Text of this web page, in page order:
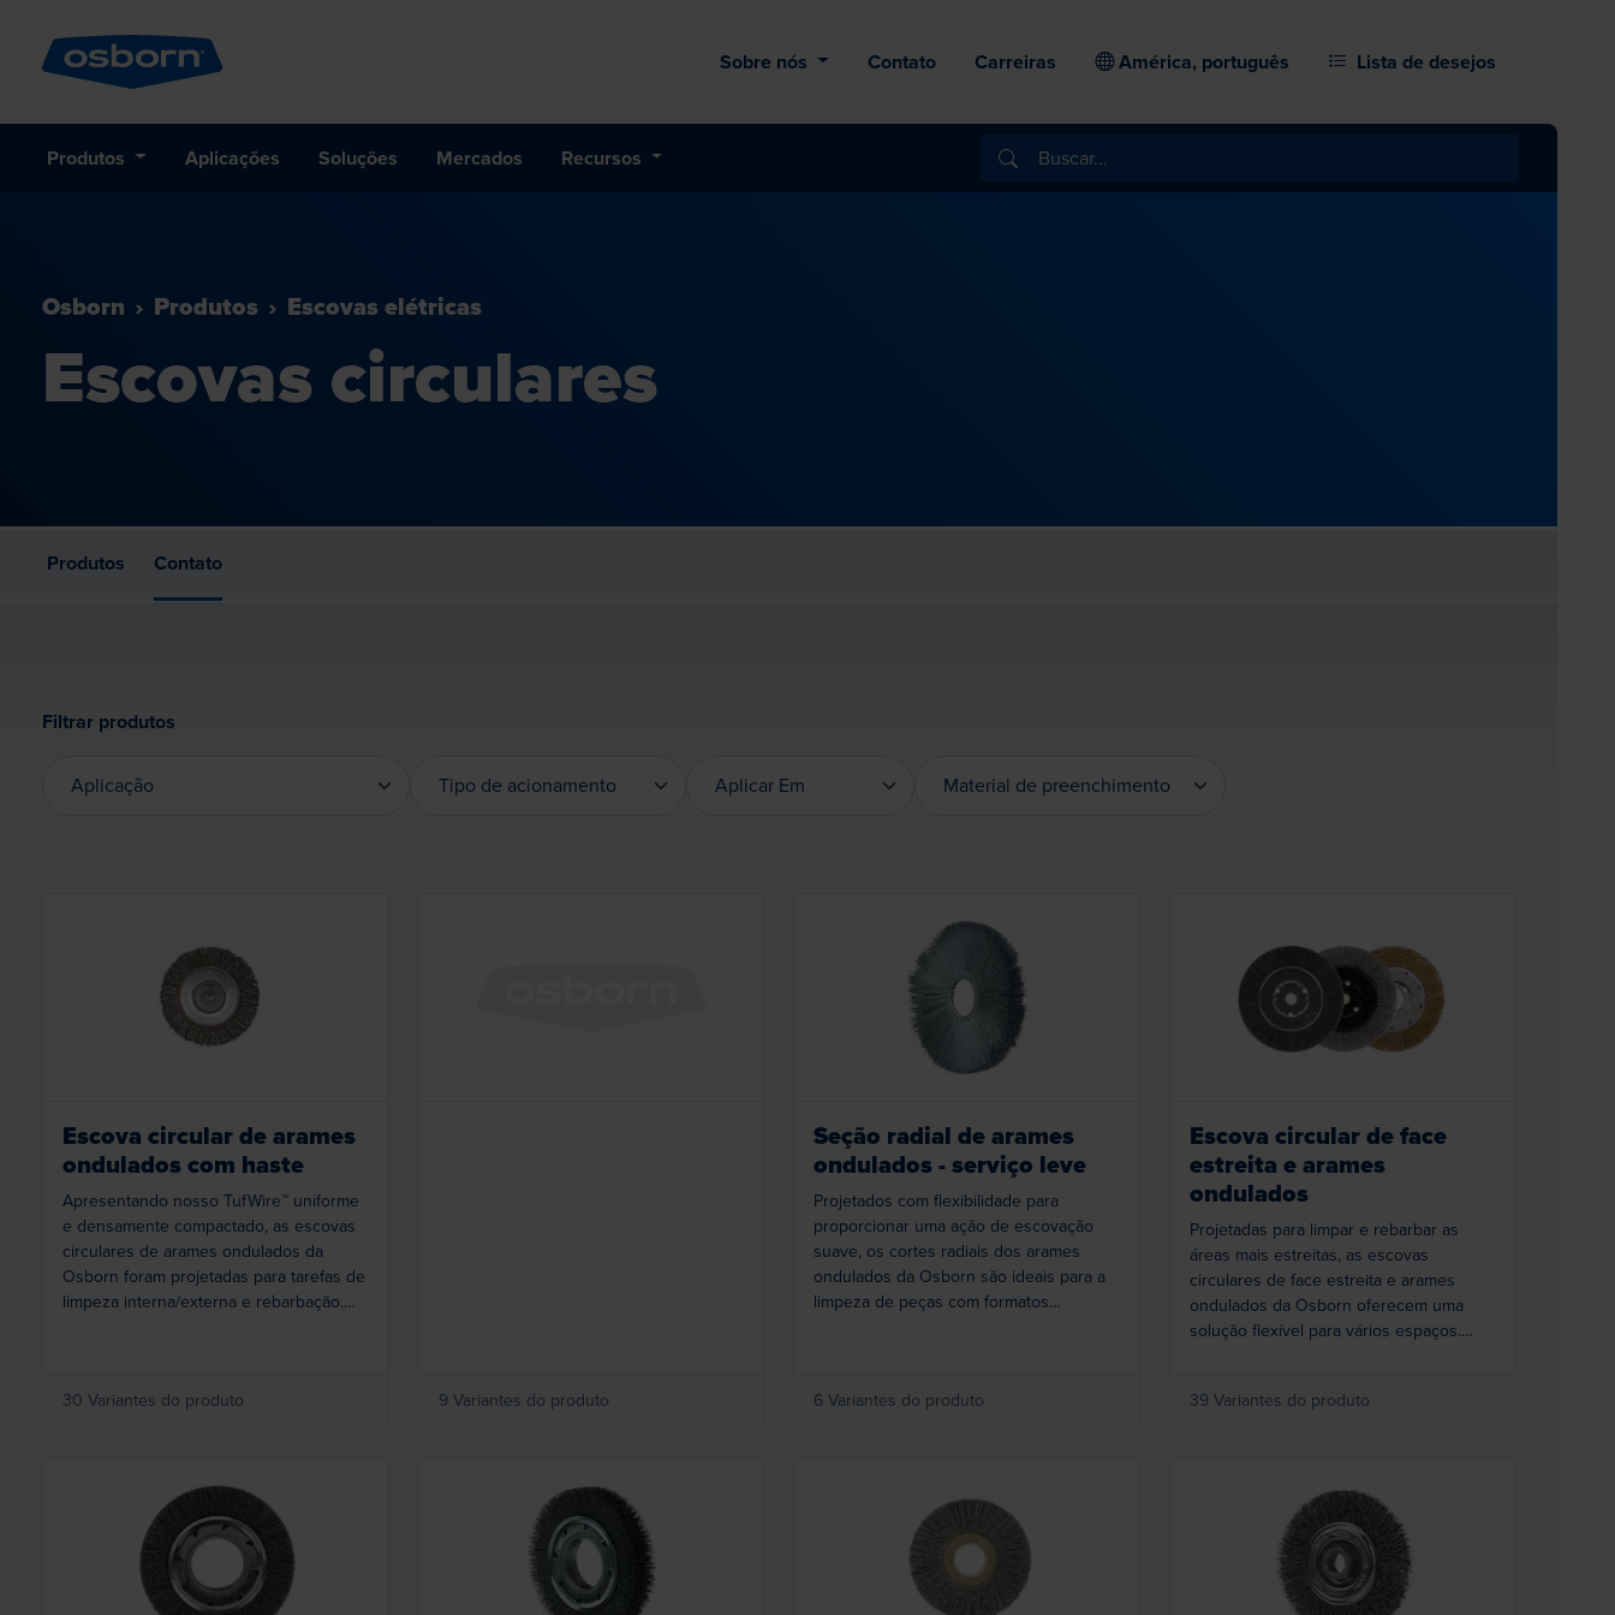
Sobre nós Contato Carreiras América, português Lista de desejos
Produtos Aplicações Soluções Mercados Recursos
Osborn Produtos Escovas elétricas
Escovas circulares
Produtos Contato
Filtrar produtos
Aplicação
Tipo de acionamento
Aplicar Em
Material de preenchimento
Loading...
Escova circular de arames
ondulados com haste
Apresentando nosso TufWire™ uniforme
e densamente compactado, as escovas
circulares de arames ondulados da
Osborn foram projetadas para tarefas de
limpeza interna/externa e rebarbação.
estacionárias.
30 Variantes do produto 9 Variantes do produto
Loading...
Seção radial de arames
ondulados - serviço leve
Projetados com flexibilidade para
proporcionar uma ação de escovação
suave, os cortes radiais dos arames
ondulados da Osborn são ideais para a
limpeza de peças com formatos
frágeis. Produto fabricado nos EUA.
6 Variantes do produto
Loading...
Escova circular de face
estreita e arames
ondulados
Projetadas para limpar e rebarbar as
áreas mais estreitas, as escovas
circulares de face estreita e arames
ondulados da Osborn oferecem uma
solução flexível para vários espaços.
lidar com superfícies mais amplas e
Osborn, para garantir desempenho
uniforme e vida útil prolongada. Note
que todos os orifícios de eixo de
3/8”-5/8” e ½-5/8” são fornecidos com
um adaptador removível.
39 Variantes do produto
Loading... Loading... Loading... Loading...